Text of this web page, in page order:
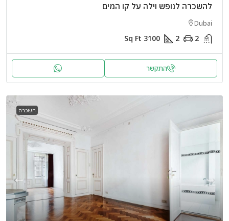
להשכרה לנופש וילה על קו המים
Dubai
2
2
3100
Sq Ft
התקשר
השכרה